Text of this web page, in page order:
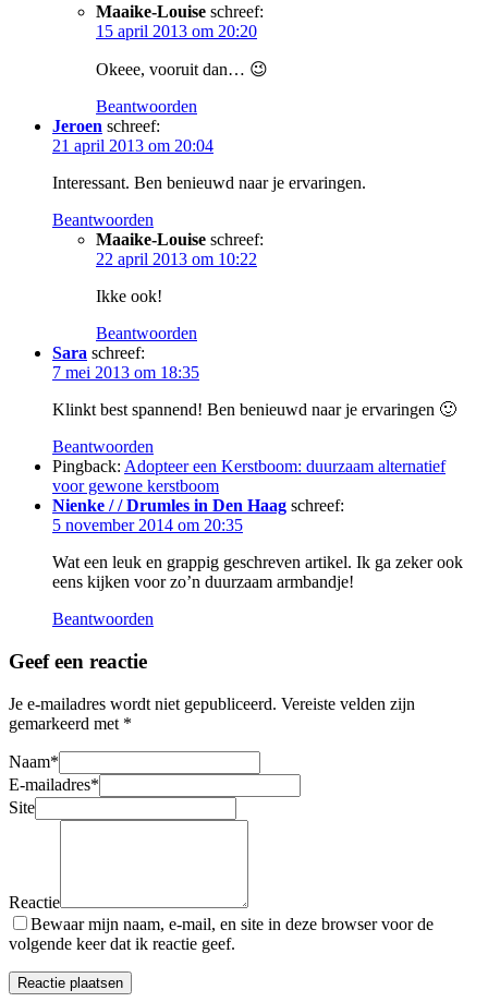
Maaike-Louise schreef:
15 april 2013 om 20:20
Okeee, vooruit dan… 😉
Beantwoorden
Jeroen schreef:
21 april 2013 om 20:04
Interessant. Ben benieuwd naar je ervaringen.
Beantwoorden
Maaike-Louise schreef:
22 april 2013 om 10:22
Ikke ook!
Beantwoorden
Sara schreef:
7 mei 2013 om 18:35
Klinkt best spannend! Ben benieuwd naar je ervaringen 🙂
Beantwoorden
Pingback: Adopteer een Kerstboom: duurzaam alternatief
voor gewone kerstboom
Nienke / / Drumles in Den Haag schreef:
5 november 2014 om 20:35
Wat een leuk en grappig geschreven artikel. Ik ga zeker ook
eens kijken voor zo’n duurzaam armbandje!
Beantwoorden
Geef een reactie
Je e-mailadres wordt niet gepubliceerd. Vereiste velden zijn
gemarkeerd met *
Naam*
E-mailadres*
Site
Reactie
Bewaar mijn naam, e-mail, en site in deze browser voor de
volgende keer dat ik reactie geef.